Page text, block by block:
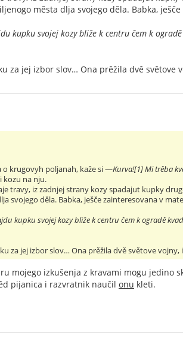
města dlja svojego děla. Babka,
kupku svojej kozy bliže k centru čem k
za jej izbor slov… Ona prěžila dvě světove
o krugovyh poljanah, kaže si —Kurva![1] Mi trěba
kozu na nju.
travy, iz zadnjej strany kozy spadajut kupky
svojego děla. Babka, ješče zainteresovana v
kupku svojej kozy bliže k centru čem k ogradě
za jej izbor slov… Ona prěžila dvě světove
mojego izkušenja z kravami mogu jedino
pijanica i razvratnik naučil onu kleti.